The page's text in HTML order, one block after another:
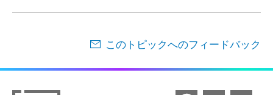
このトピックへのフィードバック